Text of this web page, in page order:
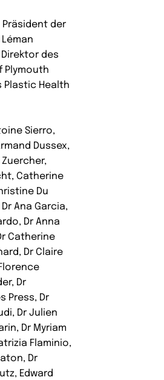
der
Direktor des
Plymouth
Plastic Health
Sierro,
Dussex,
Catherine
Du
Dr Ana Garcia,
Dr Anna
Catherine
Dr Claire
Dr
Press, Dr
Dr Julien
Dr Myriam
Flaminio,
Dr
Edward